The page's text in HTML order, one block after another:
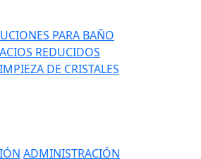
PARA BAÑO
REDUCIDOS
DE CRISTALES
ADMINISTRACIÓN